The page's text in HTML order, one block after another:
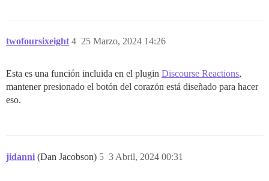
twofoursixeight 25 Marzo, 2024 14:26
4
Esta es una función incluida en el plugin Discourse Reactions,
mantener presionado el botón del corazón está diseñado para hacer
eso.
jidanni (Dan Jacobson) 3 Abril, 2024 00:31
5